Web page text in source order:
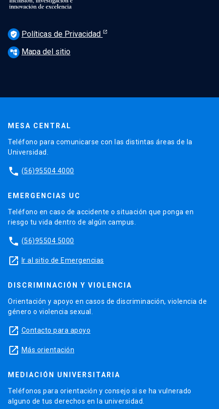
verified_user Políticas de Privacidad
account_tree Mapa del sitio
MESA CENTRAL
Teléfono para comunicarse con las distintas áreas de la
Universidad.
phone (56)95504 4000
EMERGENCIAS UC
Teléfono en caso de accidente o situación que ponga en
riesgo tu vida dentro de algún campus.
phone (56)95504 5000
launch Ir al sitio de Emergencias
DISCRIMINACIÓN Y VIOLENCIA
Orientación y apoyo en casos de discriminación, violencia de
género o violencia sexual.
launch Contacto para apoyo
launch Más orientación
MEDIACIÓN UNIVERSITARIA
Teléfonos para orientación y consejo si se ha vulnerado
alguno de tus derechos en la universidad.